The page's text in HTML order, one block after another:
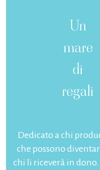
Un
mare
di
regali
Dedicato a chi
che possono
chi li riceverà in